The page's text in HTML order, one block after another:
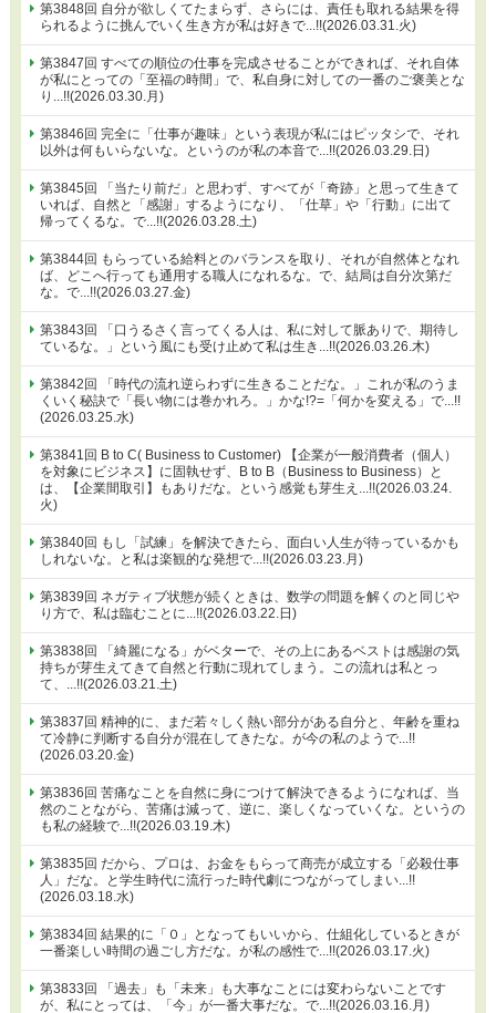
第3848回 自分が欲しくてたまらず、さらには、責任も取れる結果を得
られるように挑んでいく生き方が私は好きで...!!(2026.03.31.火)
第3847回 すべての順位の仕事を完成させることができれば、それ自体
が私にとっての「至福の時間」で、私自身に対しての一番のご褒美とな
り...!!(2026.03.30.月)
第3846回 完全に「仕事が趣味」という表現が私にはピッタシで、それ
以外は何もいらないな。というのが私の本音で...!!(2026.03.29.日)
第3845回 「当たり前だ」と思わず、すべてが「奇跡」と思って生きて
いれば、自然と「感謝」するようになり、「仕草」や「行動」に出て
帰ってくるな。で...!!(2026.03.28.土)
第3844回 もらっている給料とのバランスを取り、それが自然体となれ
ば、どこへ行っても通用する職人になれるな。で、結局は自分次第だ
な。で...!!(2026.03.27.金)
第3843回 「口うるさく言ってくる人は、私に対して脈ありで、期待し
ているな。」という風にも受け止めて私は生き...!!(2026.03.26.木)
第3842回 「時代の流れ逆らわずに生きることだな。」これが私のうま
くいく秘訣で「長い物には巻かれろ。」かな!?=「何かを変える」で...!!
(2026.03.25.水)
第3841回 B to C( Business to Customer) 【企業が一般消費者（個人）
を対象にビジネス】に固執せず、B to B（Business to Business）と
は、【企業間取引】もありだな。という感覚も芽生え...!!(2026.03.24.
火)
第3840回 もし「試練」を解決できたら、面白い人生が待っているかも
しれないな。と私は楽観的な発想で...!!(2026.03.23.月)
第3839回 ネガティブ状態が続くときは、数学の問題を解くのと同じや
り方で、私は臨むことに...!!(2026.03.22.日)
第3838回 「綺麗になる」がベターで、その上にあるベストは感謝の気
持ちが芽生えてきて自然と行動に現れてしまう。この流れは私とっ
て、...!!(2026.03.21.土)
第3837回 精神的に、まだ若々しく熱い部分がある自分と、年齢を重ね
て冷静に判断する自分が混在してきたな。が今の私のようで...!!
(2026.03.20.金)
第3836回 苦痛なことを自然に身につけて解決できるようになれば、当
然のことながら、苦痛は減って、逆に、楽しくなっていくな。というの
も私の経験で...!!(2026.03.19.木)
第3835回 だから、プロは、お金をもらって商売が成立する「必殺仕事
人」だな。と学生時代に流行った時代劇につながってしまい...!!
(2026.03.18.水)
第3834回 結果的に「０」となってもいいから、仕組化しているときが
一番楽しい時間の過ごし方だな。が私の感性で...!!(2026.03.17.火)
第3833回 「過去」も「未来」も大事なことには変わらないことです
が、私にとっては、「今」が一番大事だな。で...!!(2026.03.16.月)